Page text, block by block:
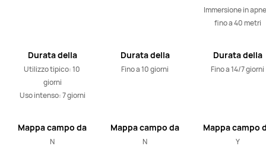
Durata della
batteria
Utilizzo tipico: 10
giorni
Uso intenso: 7 giorni
Mappa campo da
golf
N
Durata della
batteria
Fino a 10 giorni
Mappa campo da
golf
N
Immersione in
fino a 40 metri
Durata della
batteria
Fino a 14/7 giorni
Mappa campo
golf
Y